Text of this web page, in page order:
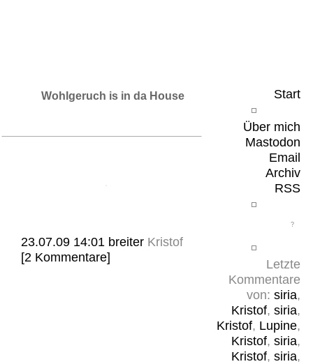
Start
Über mich
Mastodon
Email
Archiv
RSS
Letzte
Kommentare
von: siria,
Kristof, siria,
Kristof, Lupine,
Kristof, siria,
Kristof, siria,
Wohlgeruch is in da House
23.07.09 14:01 breiter Kristof
[2 Kommentare]